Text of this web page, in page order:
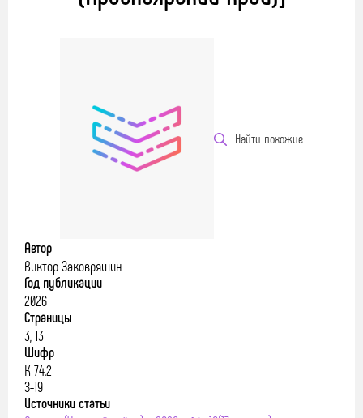
Найти похожие
Автор
Виктор Заковряшин
Год публикации
2026
Страницы
3, 13
Шифр
К 74.2
З-19
Источники статьи